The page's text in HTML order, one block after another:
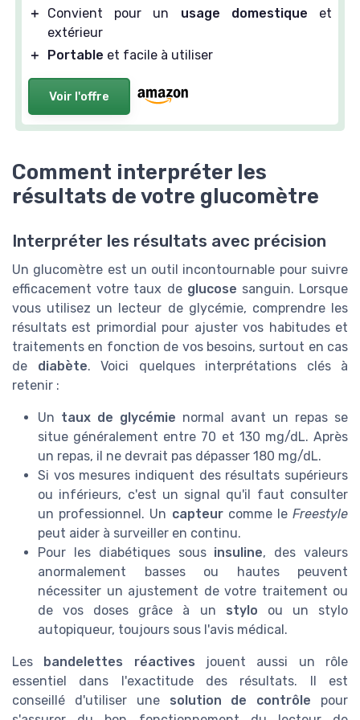
＋
Convient pour un usage domestique et
extérieur
＋
Portable et facile à utiliser
Voir l'offre
Comment interpréter les
résultats de votre glucomètre
Interpréter les résultats avec précision
Un glucomètre est un outil incontournable pour suivre
efficacement votre taux de glucose sanguin. Lorsque
vous utilisez un lecteur de glycémie, comprendre les
résultats est primordial pour ajuster vos habitudes et
traitements en fonction de vos besoins, surtout en cas
de diabète. Voici quelques interprétations clés à
retenir :
Un taux de glycémie normal avant un repas se
situe généralement entre 70 et 130 mg/dL. Après
un repas, il ne devrait pas dépasser 180 mg/dL.
Si vos mesures indiquent des résultats supérieurs
ou inférieurs, c'est un signal qu'il faut consulter
un professionnel. Un capteurcomme le Freestyle
peut aider à surveiller en continu.
Pour les diabétiques sous insuline, des valeurs
anormalement basses ou hautes peuvent
nécessiter un ajustement de votre traitement ou
de vos doses grâce à un stylo ou un stylo
autopiqueur, toujours sous l'avis médical.
Les bandelettes réactives jouent aussi un rôle
essentiel dans l'exactitude des résultats. Il est
conseillé d'utiliser une solution de contrôle pour